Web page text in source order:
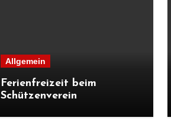
Allgemein
Ferienfreizeit beim
Schützenverein